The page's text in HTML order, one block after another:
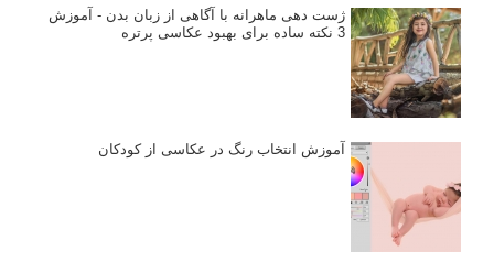
ژست دهی ماهرانه با آگاهی از زبان بدن - آموزش
3 نکته ساده برای بهبود عکاسی پرتره
آموزش انتخاب رنگ در عکاسی از کودکان